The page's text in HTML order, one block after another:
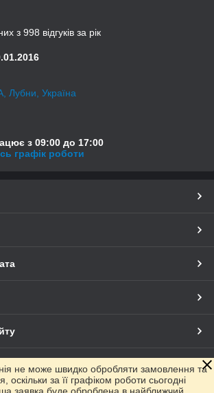
з 998 відгуків за рік
Лубни, Україна
з 09:00 до 17:00
графік роботи
маркетплейсі Prom.ua
не може швидко обробляти замовлення та
оскільки за її графіком роботи сьогодні